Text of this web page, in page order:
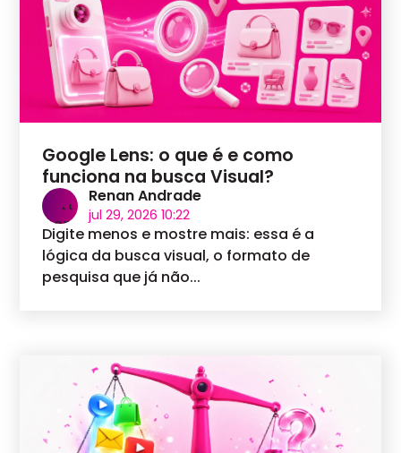
Google Lens: o que é e como
funciona na busca Visual?
Renan Andrade
jul 29, 2026 10:22
Digite menos e mostre mais: essa é a
lógica da busca visual, o formato de
pesquisa que já não...